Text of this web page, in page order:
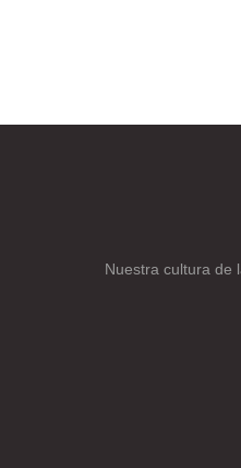
Nuestra cultura de